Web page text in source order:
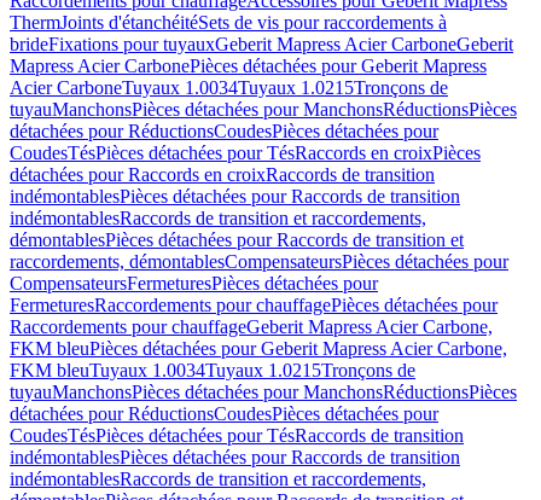
ThermJoints d'étanchéitéSets de vis pour raccordements à
brideFixations pour tuyauxGeberit Mapress Acier CarboneGeberit
Mapress Acier CarbonePièces détachées pour Geberit Mapress
Acier CarboneTuyaux 1.0034Tuyaux 1.0215Tronçons de
tuyauManchonsPièces détachées pour ManchonsRéductionsPièces
détachées pour RéductionsCoudesPièces détachées pour
CoudesTésPièces détachées pour TésRaccords en croixPièces
détachées pour Raccords en croixRaccords de transition
indémontablesPièces détachées pour Raccords de transition
indémontablesRaccords de transition et raccordements,
démontablesPièces détachées pour Raccords de transition et
raccordements, démontablesCompensateursPièces détachées pour
CompensateursFermeturesPièces détachées pour
FermeturesRaccordements pour chauffagePièces détachées pour
Raccordements pour chauffageGeberit Mapress Acier Carbone,
FKM bleuPièces détachées pour Geberit Mapress Acier Carbone,
FKM bleuTuyaux 1.0034Tuyaux 1.0215Tronçons de
tuyauManchonsPièces détachées pour ManchonsRéductionsPièces
détachées pour RéductionsCoudesPièces détachées pour
CoudesTésPièces détachées pour TésRaccords de transition
indémontablesPièces détachées pour Raccords de transition
indémontablesRaccords de transition et raccordements,